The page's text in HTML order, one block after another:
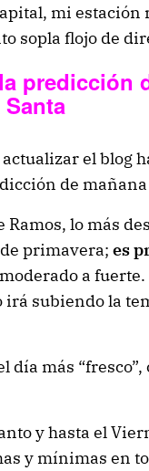
mi estación
sopla flojo de
predicción
el blog
de mañana
Ramos, lo más
primavera; es
a
irá subiendo la
día más
y hasta el
y mínimas en